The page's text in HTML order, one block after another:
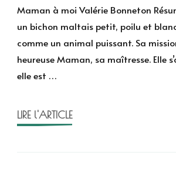
de
Valérie
Bonneton
Maman à moi Valérie Bonneton
un bichon maltais petit, poilu et
comme un animal puissant. Sa
heureuse Maman, sa maîtresse. Elle
elle est …
LIRE l'ARTICLE